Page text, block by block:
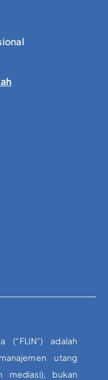
(“FLIN”) adalah
utang
mediasi), bukan